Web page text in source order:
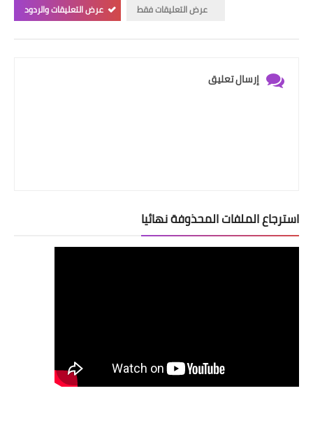
عرض التعليقات فقط
عرض التعليقات والردود
إرسال تعليق
استرجاع الملفات المحذوفة نهائيا